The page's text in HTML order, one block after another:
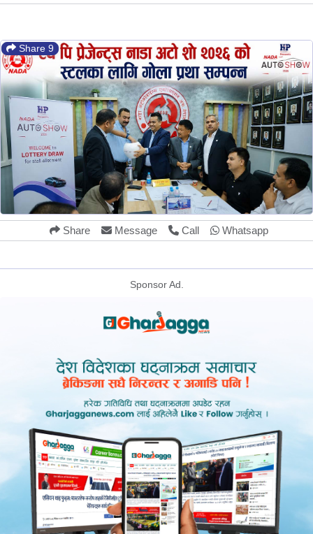
Share 9
Share Message Call Whatsapp
Sponsor Ad.